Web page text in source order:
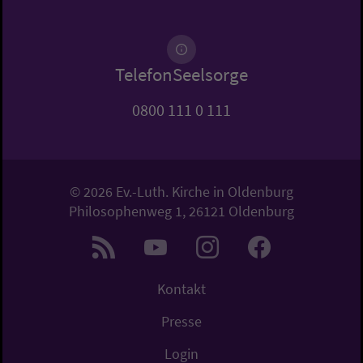
TelefonSeelsorge
0800 111 0 111
© 2026 Ev.-Luth. Kirche in Oldenburg
Philosophenweg 1, 26121 Oldenburg
Kontakt
Presse
Login